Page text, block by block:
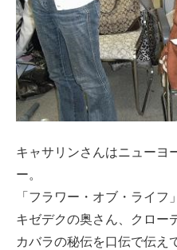
キャサリンさんはニューヨ
ー。
「フラワー・オブ・ライ
キゼデクの奥さん、クロー
カバラの秘伝を口伝で伝え